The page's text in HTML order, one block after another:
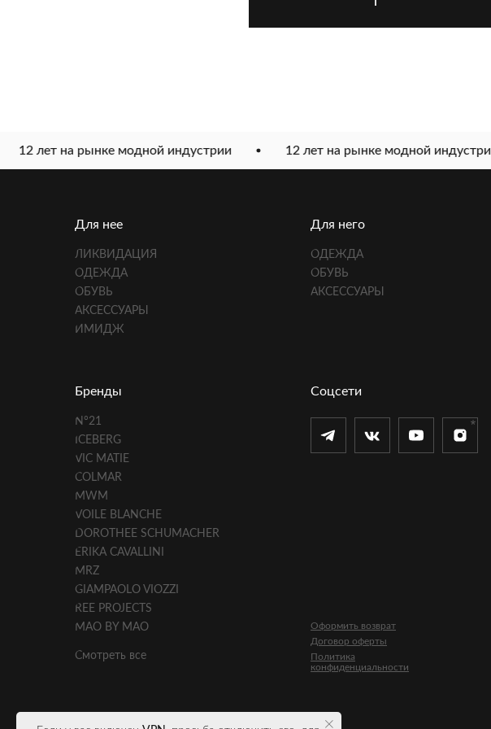
12 лет на рынке модной индустрии 12 лет на рынке модной индустрии
Политика
конфиденциальности
Договор оферты
Оформить возврат
АКСЕССУАРЫ
ОБУВЬ
ОДЕЖДА
Для него
Смотреть все
MAO BY MAO
REE PROJECTS
MRZ
GIAMPAOLO VIOZZI
ERIKA CAVALLINI
DOROTHEE SCHUMACHER
VOILE BLANCHE
N°21
ICEBERG
VIC MATIE
COLMAR
MWM
Соцсети
Бренды
Для нее
ЛИКВИДАЦИЯ
ОДЕЖДА
ОБУВЬ
АКСЕССУАРЫ
ИМИДЖ